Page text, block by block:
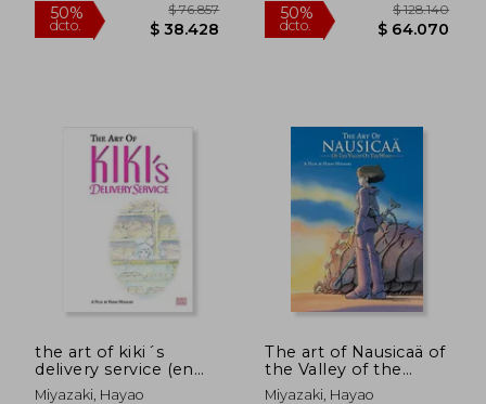
$ 108.549
$ 54.274
50%
dcto.
the art of kiki´s
delivery service (en
Inglés)
Miyazaki, Hayao
The art of Nausicaä of
the Valley of the
Wind (en Inglés)
Miyazaki, Hayao